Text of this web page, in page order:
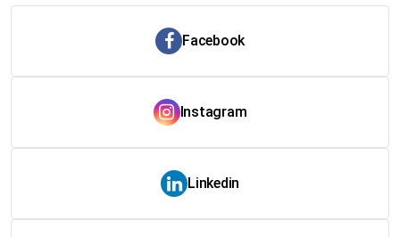
Facebook
Instagram
Linkedin